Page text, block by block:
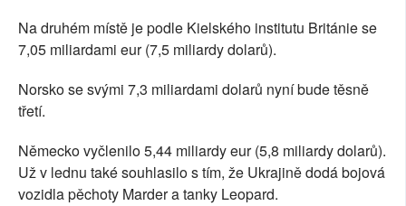
Na druhém místě je podle Kielského institutu Británie se
7,05 miliardami eur (7,5 miliardy dolarů).
Norsko se svými 7,3 miliardami dolarů nyní bude těsně
třetí.
Německo vyčlenilo 5,44 miliardy eur (5,8 miliardy dolarů).
Už v lednu také souhlasilo s tím, že Ukrajině dodá bojová
vozidla pěchoty Marder a tanky Leopard.